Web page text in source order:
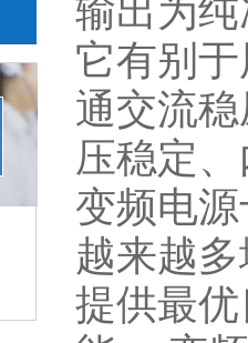
输出为
它有别
通交流
压稳定
变频电
越来越
提供最